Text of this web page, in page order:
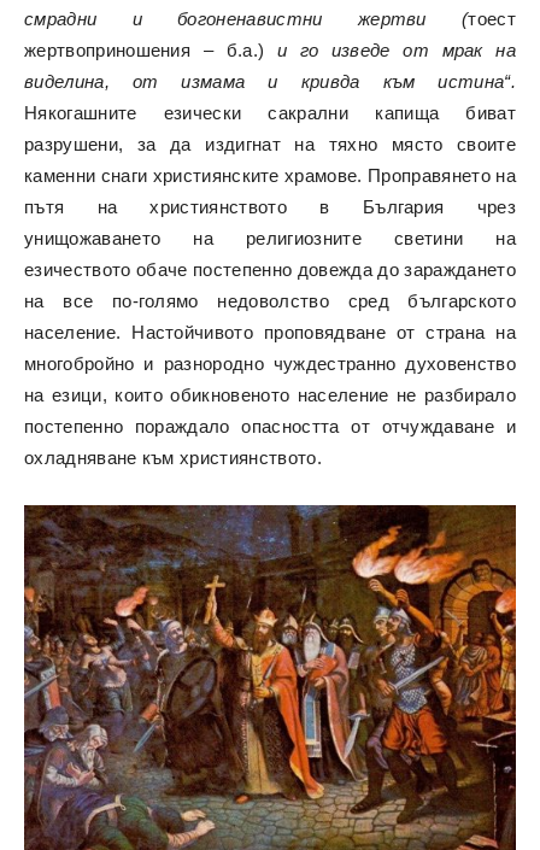
смрадни и богоненавистни жертви (тоест
жертвоприношения – б.а.) и го изведе от мрак на
виделина, от измама и кривда към истина“.
Някогашните езически сакрални капища биват
разрушени, за да издигнат на тяхно място своите
каменни снаги християнските храмове. Проправянето на
пътя на християнството в България чрез
унищожаването на религиозните светини на
езичеството обаче постепенно довежда до зараждането
на все по-голямо недоволство сред българското
население. Настойчивото проповядване от страна на
многобройно и разнородно чуждестранно духовенство
на езици, които обикновеното население не разбирало
постепенно пораждало опасността от отчуждаване и
охладняване към християнството.